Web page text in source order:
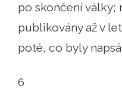
po skončení války;
publikovány až v
poté, co byly
6